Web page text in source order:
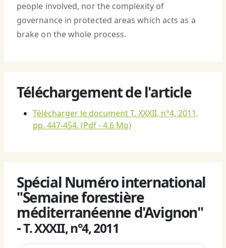
people involved, nor the complexity of
governance in protected areas which acts as a
brake on the whole process.
Téléchargement de l'article
Télécharger le document T. XXXII, n°4, 2011,
pp. 447-454. (Pdf - 4.6 Mo)
Spécial Numéro international
"Semaine forestière
méditerranéenne d'Avignon"
-T. XXXII, n°4, 2011